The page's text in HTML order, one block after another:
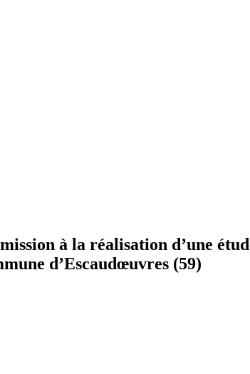
à la réalisation d’une
d’Escaudœuvres (59)